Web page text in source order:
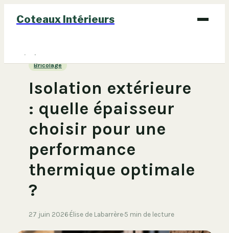
Coteaux Intérieurs
Bricolage
Jardinage
Bricolage
Isolation extérieure
: quelle épaisseur
choisir pour une
performance
thermique optimale
?
27 juin 2026·Élise de Labarrère·5 min de lecture